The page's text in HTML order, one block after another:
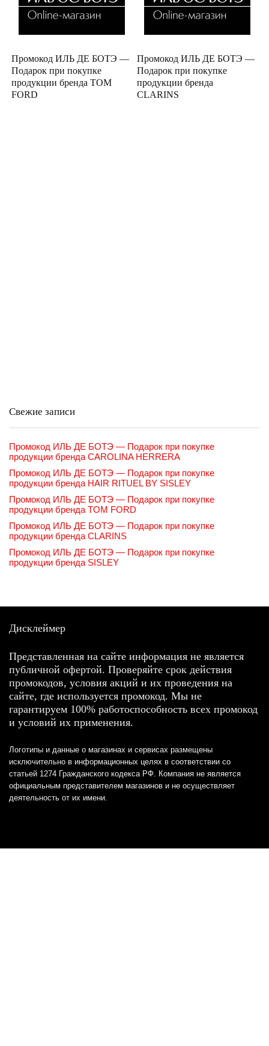
Промокод ИЛЬ ДЕ БОТЭ —
Подарок при покупке
продукции бренда TOM
FORD
Промокод ИЛЬ ДЕ БОТЭ —
Подарок при покупке
продукции бренда
CLARINS
Свежие записи
Промокод ИЛЬ ДЕ БОТЭ — Подарок при покупке
продукции бренда CAROLINA HERRERA
Промокод ИЛЬ ДЕ БОТЭ — Подарок при покупке
продукции бренда HAIR RITUEL BY SISLEY
Промокод ИЛЬ ДЕ БОТЭ — Подарок при покупке
продукции бренда TOM FORD
Промокод ИЛЬ ДЕ БОТЭ — Подарок при покупке
продукции бренда CLARINS
Промокод ИЛЬ ДЕ БОТЭ — Подарок при покупке
продукции бренда SISLEY
Дисклеймер
Представленная на сайте информация не является
публичной офертой. Проверяйте срок действия
промокодов, условия акций и их проведения на
сайте, где используется промокод. Мы не
гарантируем 100% работоспособность всех промокод
и условий их применения.
Логотипы и данные о магазинах и сервисах размещены
исключительно в информационных целях в соответствии со
статьей 1274 Гражданского кодекса РФ. Компания не является
официальным представителем магазинов и не осуществляет
деятельность от их имени.